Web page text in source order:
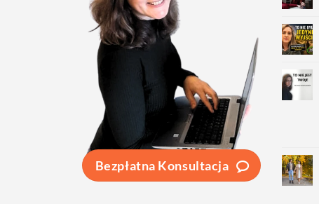
Bezpłatna Konsultacja